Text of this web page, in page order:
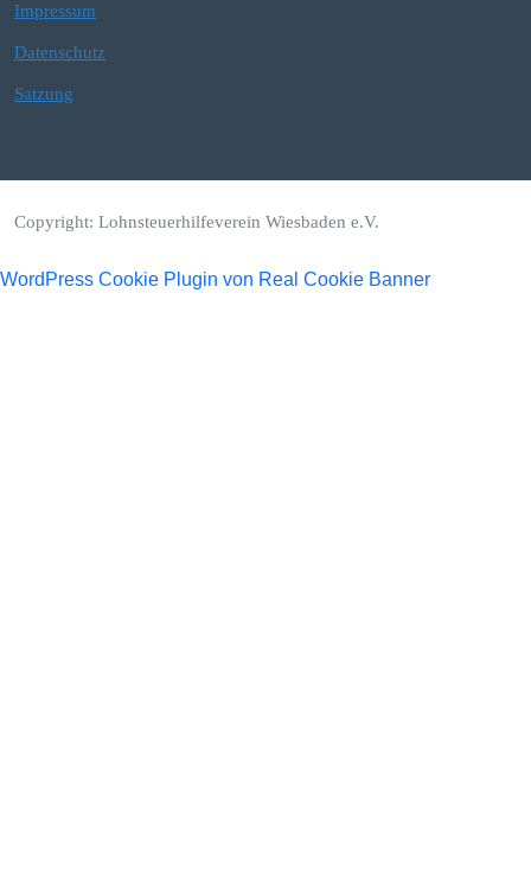
Impressum
Datenschutz
Satzung
Copyright: Lohnsteuerhilfeverein Wiesbaden e.V.
WordPress Cookie Plugin von Real Cookie Banner